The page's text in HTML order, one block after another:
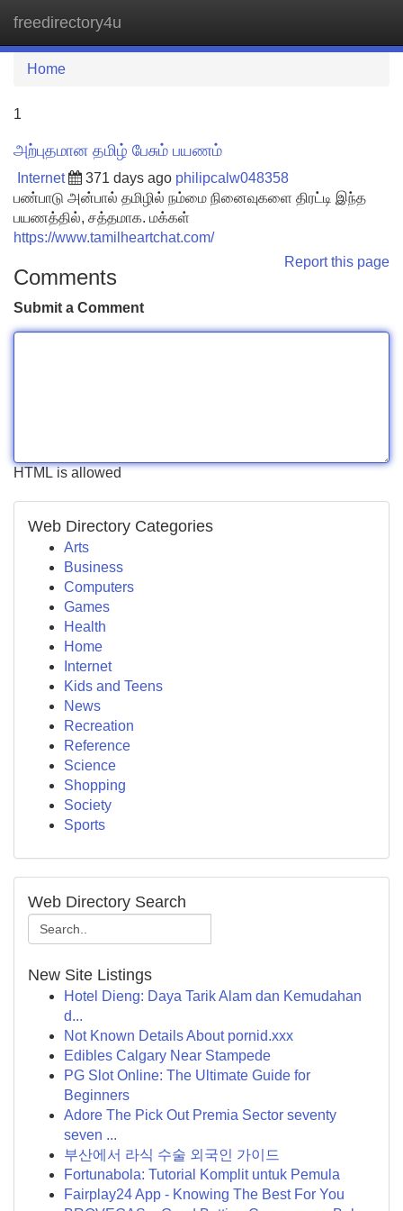
freedirectory4u
Home
1
அற்புதமான தமிழ் பேசும் பயணம்
Internet 371 days ago philipcalw048358
பண்பாடு அன்பால் தமிழில் நம்மை நினைவுகளை திரட்டி இந்த
பயணத்தில், சத்தமாக. மக்கள்
https://www.tamilheartchat.com/
Report this page
Comments
Submit a Comment
HTML is allowed
Web Directory Categories
Arts
Business
Computers
Games
Health
Home
Internet
Kids and Teens
News
Recreation
Reference
Science
Shopping
Society
Sports
Web Directory Search
New Site Listings
Hotel Dieng: Daya Tarik Alam dan Kemudahan
d...
Not Known Details About pornid.xxx
Edibles Calgary Near Stampede
PG Slot Online: The Ultimate Guide for
Beginners
Adore The Pick Out Premia Sector seventy
seven ...
부산에서 라식 수술 외국인 가이드
Fortunabola: Tutorial Komplit untuk Pemula
Fairplay24 App - Knowing The Best For You